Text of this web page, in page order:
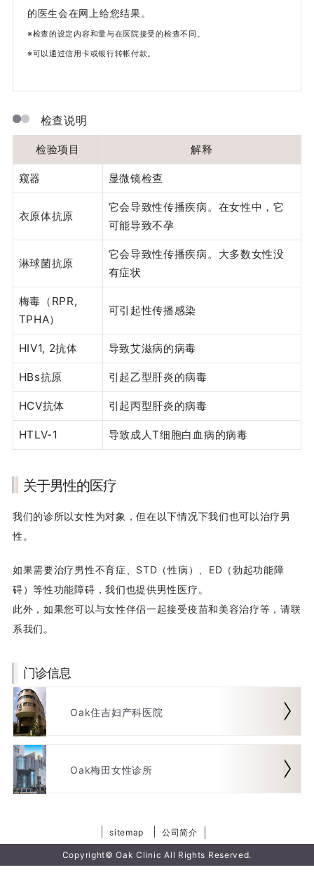
的医生会在网上给您结果。
※检查的设定内容和量与在医院接受的检查不同。
※可以通过信用卡或银行转帐付款。
检查说明
检验项目 解释
窥器 显微镜检查
衣原体抗原
它会导致性传播疾病。在女性中，它
可能导致不孕
淋球菌抗原
它会导致性传播疾病。大多数女性没
有症状
梅毒（RPR,
TPHA）
可引起性传播感染
HIV1, 2抗体 导致艾滋病的病毒
HBs抗原 引起乙型肝炎的病毒
HCV抗体 引起丙型肝炎的病毒
HTLV-1 导致成人T细胞白血病的病毒
关于男性的医疗
我们的诊所以女性为对象，但在以下情况下我们也可以治疗男
性。
如果需要治疗男性不育症、STD（性病）、ED（勃起功能障
碍）等性功能障碍，我们也提供男性医疗。
此外，如果您可以与女性伴侣一起接受疫苗和美容治疗等，请联
系我们。
门诊信息
Oak住吉妇产科医院
Oak梅田女性诊所
sitemap 公司简介
Copyright© Oak Clinic All Rights Reserved.